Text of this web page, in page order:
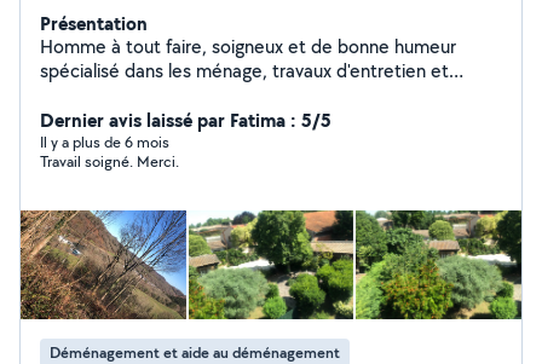
Présentation
Homme à tout faire, soigneux et de bonne humeur
spécialisé dans les ménage, travaux d'entretien et
Dernier avis laissé par Fatima : 5/5
Il y a plus de 6 mois
Travail soigné. Merci.
Déménagement et aide au déménagement